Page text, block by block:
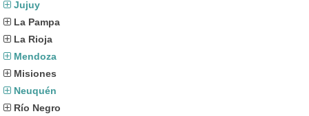
Jujuy
La Pampa
La Rioja
Mendoza
Misiones
Neuquén
Río Negro